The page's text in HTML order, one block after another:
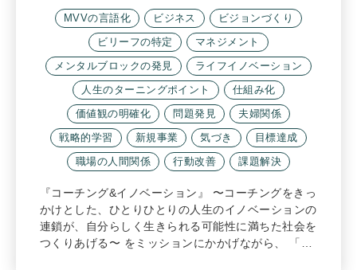
MVVの言語化 ビジネス
ビジョンづくり
ビリーフの特定
マネジメント
メンタルブロックの発見
ライフイノベーション
人生のターニングポイント
仕組み化
価値観の明確化
問題発見
夫婦関係
戦略的学習
新規事業 気づき
目標達成
職場の人間関係
行動改善 課題解決
『コーチング&イノベーション』 〜コーチングをきっ
かけとした、ひとりひとりの人生のイノベーションの
連鎖が、自分らしく生きられる可能性に満ちた社会を
つくりあげる〜 をミッションにかかげながら、 「…